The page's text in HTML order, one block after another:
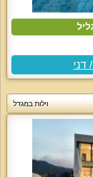
וילות במגדל